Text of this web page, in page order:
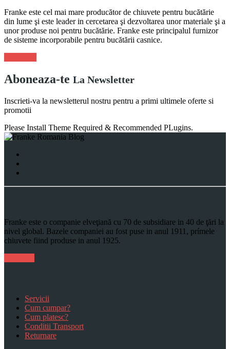
Franke este cel mai mare producător de chiuvete pentru bucătărie
din lume şi este leader in cercetarea şi dezvoltarea unor materiale şi a
unor produse noi pentru bucătărie. Franke este principalul furnizor
de sisteme incorporabile pentru bucătării casnice.
Aboneaza-te La Newsletter
Inscrieti-va la newsletterul nostru pentru a primi ultimele oferte si
promotii
Please Install Theme Required & Recommended PLugins.
Franke este o companie elveţiană cu 70 de subsidiare in 40 de ţări la
nivel global. Bazele companiei au fost puse in anul 1911, prímele
chiuvete fiind produse in anul 1925.
Servicii
Cum cumpar?
Cum platesc?
Conditii Transport
Returnare